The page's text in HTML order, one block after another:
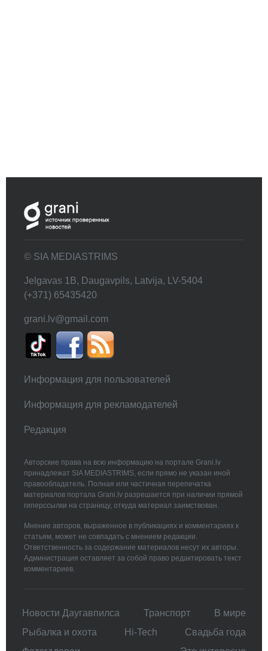
© SIA MEDIASTRIMS
Jelgavas 1B, Daugavpils, Latvija, LV-5404
(+371) 65435420
grani.lv@gmail.com
Информация для пользователей
Информация для рекламодателей
Редакция
Авторские права на всю информацию на портале Grani.lv
принадлежат SIA MEDIASTRIMS, если прямо не указан иной
правообладатель. Полная или частичная перепечатка
материалов портала Grani.lv разрешается при наличии прямой
гиперссылки на страницу, откуда материал заимствован.
Мнение авторов, выраженное в публикациях и комментариях к
статьям, может не совпадать с мнением редакции.
Ответственность за содержание материалов несут их авторы.
Администрация оставляет за собой право редактировать текст
комментариев.
Новости Даугавпилса Транспорт
В мире
Рыбалка и охота
Hi-Tech
Свадьбa года